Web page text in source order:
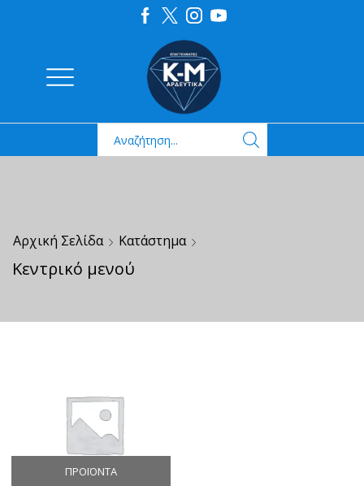
Αρχική Σελίδα Κατάστημα
Κεντρικό μενού
ΠΡΟΪΌΝΤΑ